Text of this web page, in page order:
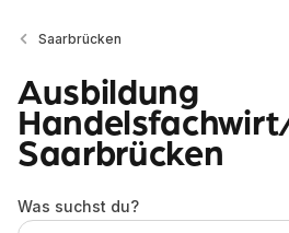
Saarbrücken
Ausbildung
Saarbrücken
Was suchst du?